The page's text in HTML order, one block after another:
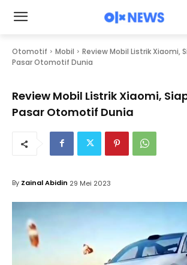
Otomotif Mobil
Review Mobil Listrik Xiaomi,
Pasar Otomotif Dunia
Review Mobil Listrik Xiaomi,
Pasar Otomotif Dunia
By Zainal Abidin 29 Mei 2023